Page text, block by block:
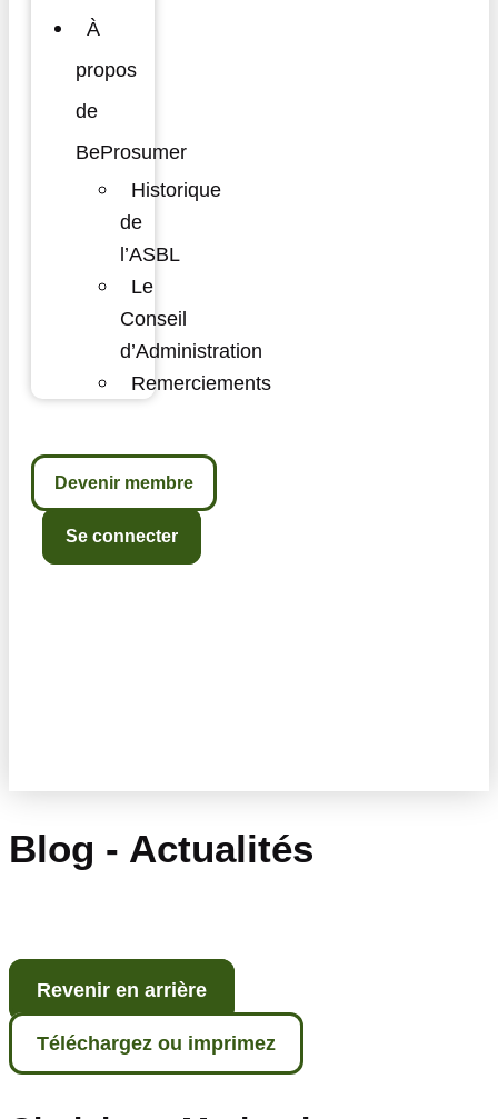
À
propos
de
BeProsumer
Historique
de
l’ASBL
Le
Conseil
d’Administration
Remerciements
Devenir membre
Se connecter
Blog - Actualités
Revenir en arrière
Téléchargez ou imprimez